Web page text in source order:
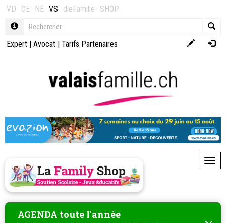
VD GE NE VS dieFamilie SHOP
Expert | Avocat | Tarifs Partenaires
AGENDA toute l'année